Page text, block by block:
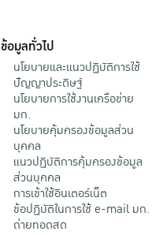
ข้อมูลทั่วไป
นโยบายและแนวปฏิบัติการใช้
ปัญญาประดิษฐ์
นโยบายการใช้งานเครือข่าย
มก.
นโยบายคุ้มครองข้อมูลส่วน
บุคคล
แนวปฏิบัติการคุ้มครองข้อมูล
ส่วนบุคคล
การเข้าใช้อินเตอร์เน็ต
ข้อปฏิบัติในการใช้ e-mail มก.
ถ่ายทอดสด